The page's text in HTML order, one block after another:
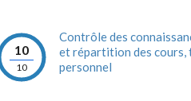
10
10
Contrôle des
et répartition des cours,
personnel